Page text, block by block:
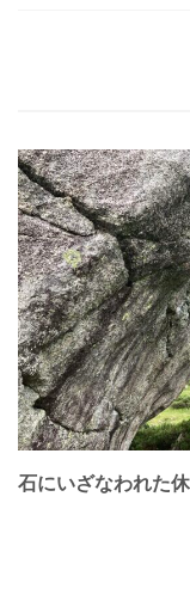
石にいざなわれた